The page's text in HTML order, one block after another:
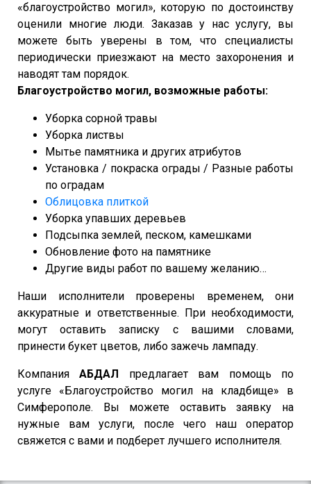
«благоустройство могил», которую по достоинству
оценили многие люди. Заказав у нас услугу, вы
можете быть уверены в том, что специалисты
периодически приезжают на место захоронения и
наводят там порядок.
Благоустройство могил, возможные работы:
Уборка сорной травы
Уборка листвы
Мытье памятника и других атрибутов
Установка / покраска ограды / Разные работы
по оградам
Облицовка плиткой
Уборка упавших деревьев
Подсыпка землей, песком, камешками
Обновление фото на памятнике
Другие виды работ по вашему желанию…
Наши исполнители проверены временем, они
аккуратные и ответственные. При необходимости,
могут оставить записку с вашими словами,
принести букет цветов, либо зажечь лампаду.
КомпанияАБДАЛ
предлагает вам помощь по
услуге «Благоустройство могил на кладбище» в
Симферополе. Вы можете оставить заявку на
нужные вам услуги, после чего наш оператор
свяжется с вами и подберет лучшего исполнителя.